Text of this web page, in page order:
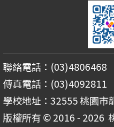
聯絡電話：(03)4806468
傳真電話：(03)4092811
學校地址：32555 桃園市
版權所有 © 2016 - 2026